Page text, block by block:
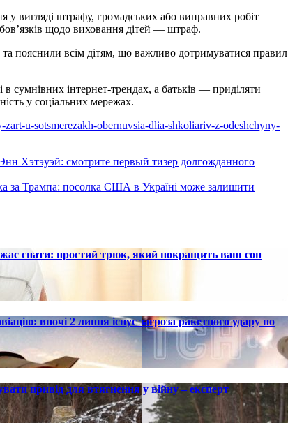
у вигляді штрафу, громадських або виправних робіт
щодо виховання дітей — штраф.
пояснили всім дітям, що важливо дотримуватися правил
сумнівних інтернет-трендах, а батьків — приділяти
у соціальних мережах.
u-sotsmerezakh-obernuvsia-dlia-shkoliariv-z-odeshchyny-
Хэтэуэй: смотрите первый тизер долгожданного
за Трампа: посолка США в Україні може залишити
спати: простий трюк, який покращить ваш сон
вночі 2 липня існує загроза ракетного удару по
привід для втягнення у війну – експерт